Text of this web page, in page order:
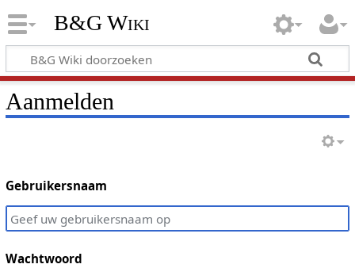
B&G Wiki
Aanmelden
Gebruikersnaam
Wachtwoord